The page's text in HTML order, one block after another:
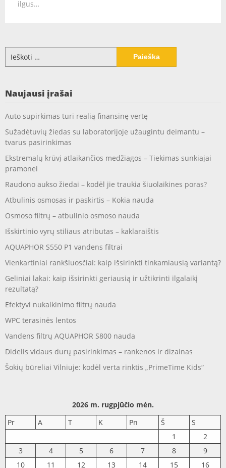
ilgus…
Ieškoti:
Naujausi įrašai
Auto supirkimas turi realią finansinę vertę
Sužadėtuvių žiedas su laboratorijoje užaugintu deimantu –
tvarus pasirinkimas
Ekstremalų krūvį atlaikančios medžiagos – Tiekimas sunkiajai
pramonei
Raudono aukso žiedai – kodėl jie traukia šiuolaikines poras?
Atbulinis osmosas ir paskirtis – Kokia nauda
Osmoso filtrų – atbulinio osmoso nauda
Išskirtinio vyrų stiliaus atributas – kaklaraištis
AQUAPHOR S550 P1 vandens filtrai
Vienkartiniai rankšluosčiai: kaip išsirinkti tinkamiausią variantą?
Geliniai lakai: kaip išsirinkti geriausią ir užtikrinti ilgalaikį
rezultatą?
Efektyvi nukalkinimo filtrų nauda
WPC terasinės lentos
Vandens filtrų AQUAPHOR S800 nauda
Didelis vidaus durų pasirinkimas – rankenos ir dizainas
Šokių būreliai Vilniuje: kodėl verta rinktis „PrimeTime Kids“
2026 m. rugpjūčio mėn.
Pr
A T K Pn Š
S
1
2
3
4 5 6 7 8
9
10
11 12 13 14 15 16